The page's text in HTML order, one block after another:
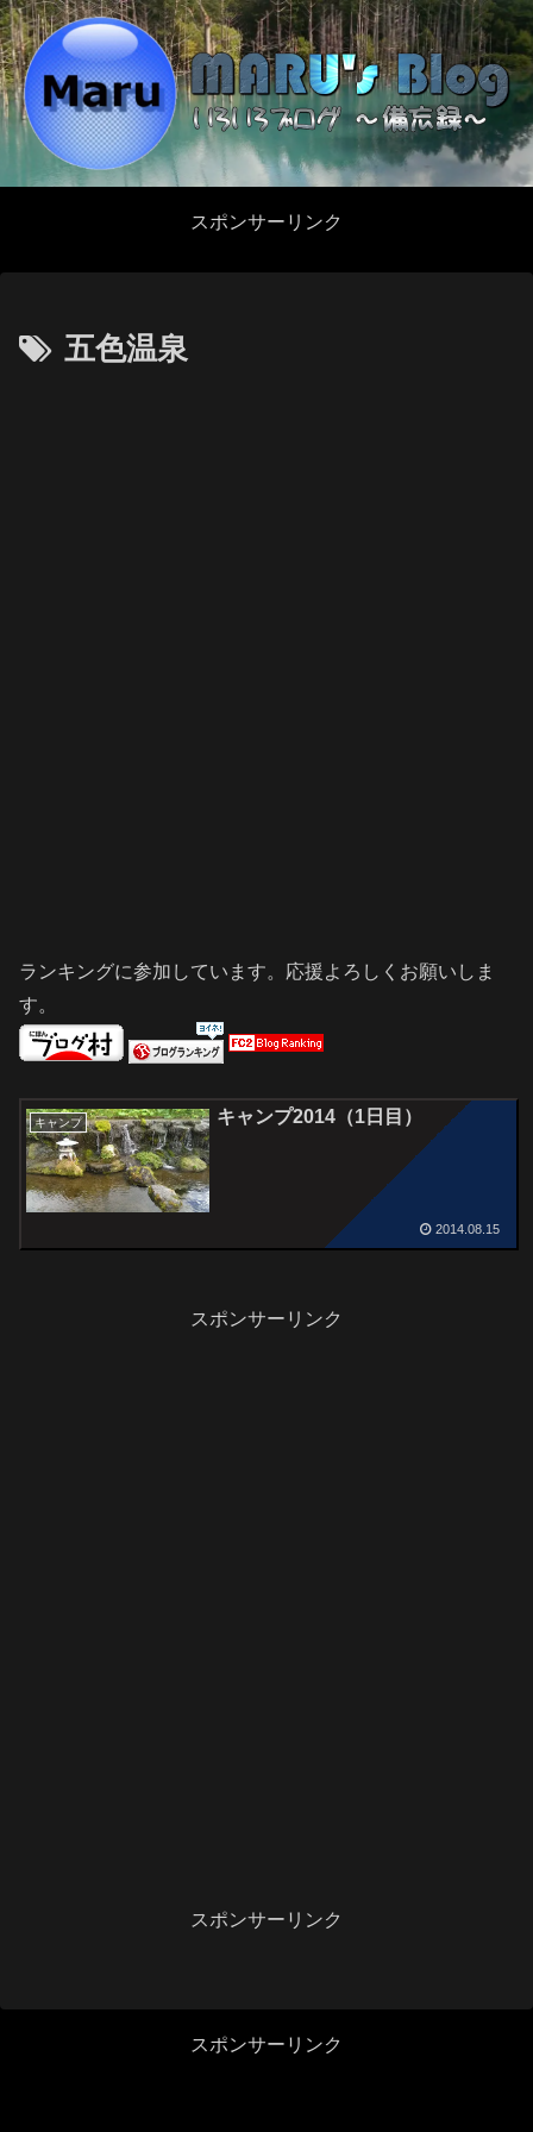
スポンサーリンク
五色温泉
ランキングに参加しています。応援よろしくお願いしま
す。
キャンプ キャンプ2014（1日目）
2014.08.15
スポンサーリンク
スポンサーリンク
スポンサーリンク